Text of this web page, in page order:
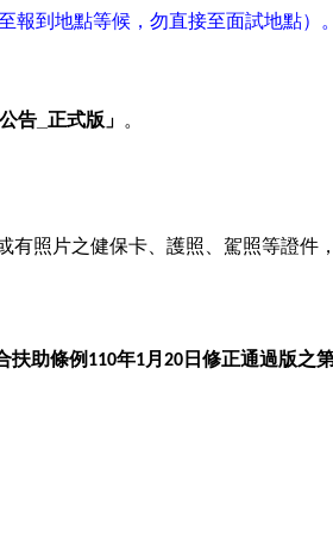
報到地點等候，勿直接至面試地點）。
告_正式版」 。
有照片之健保卡、護照、駕照等證件
扶助條例 110年1月 20 日修正通過版之